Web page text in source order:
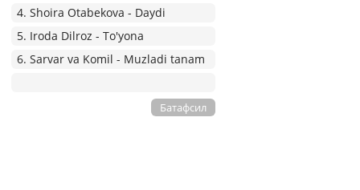
4. Shoira Otabekova - Daydi
5. Iroda Dilroz - To'yona
6. Sarvar va Komil - Muzladi tanam
Батафсил